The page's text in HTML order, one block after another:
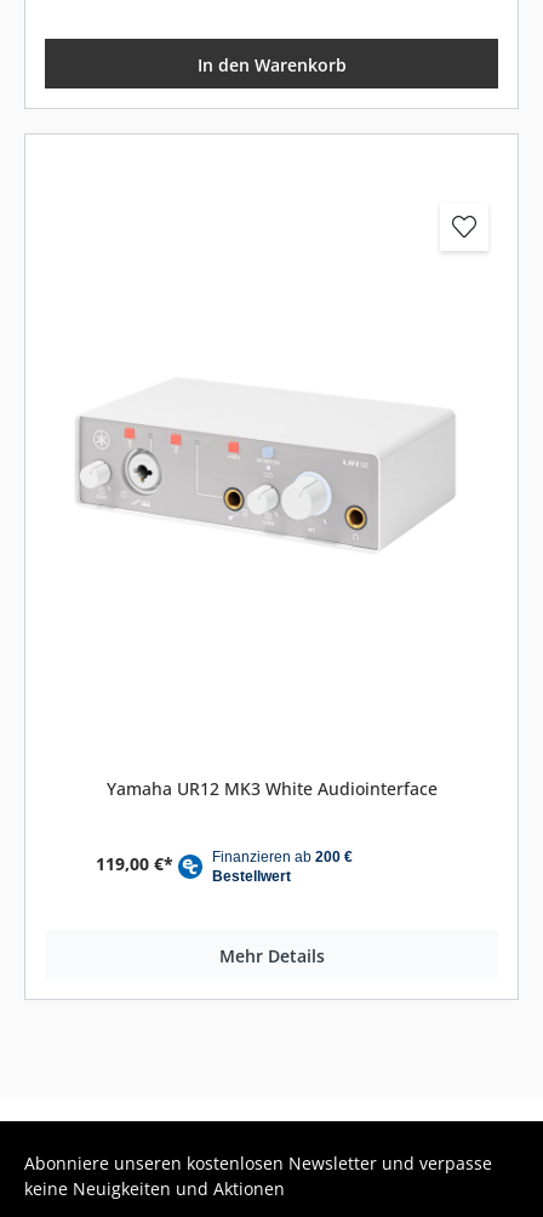
In den Warenkorb
Yamaha UR12 MK3 White Audiointerface
119,00 €*
Mehr Details
Abonniere unseren kostenlosen Newsletter und verpasse
keine Neuigkeiten und Aktionen